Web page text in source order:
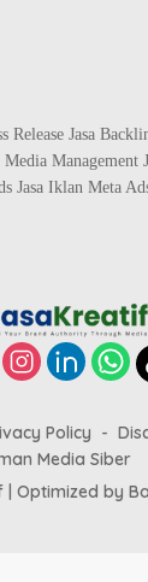
Release Jasa
Management
Jasa Iklan Meta
Policy
Media Siber
Optimized by